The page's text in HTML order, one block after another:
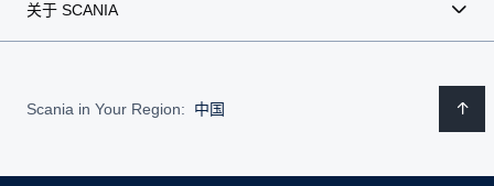
关于 SCANIA
Scania in Your Region: 中国